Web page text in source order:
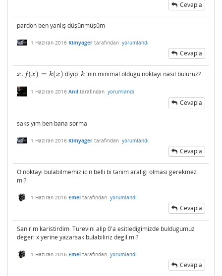
Cevapla
pardon ben yanlış düşünmüşüm
1 Haziran 2016 Kimyager tarafından yorumlandı
Cevapla
x. f(x) = k(x)
x.f x)=k( ) diyipk
k 'nın minimal oldugu noktayı nasıl buluruz?
1 Haziran 2016 Anil tarafından yorumlandı
Cevapla
saksıyım ben bana sorma
1 Haziran 2016 Kimyager tarafından yorumlandı
Cevapla
O noktayi bulabilmemiz icin belli bi tanim araligi olmasi gerekmez
mi?
1 Haziran 2016 Emel tarafından yorumlandı
Cevapla
Sanirim karistirdim. Turevini alip 0'a esitledigimizde buldugumuz
degeri x yerine yazarsak bulabiliriz degil mi?
1 Haziran 2016 Emel tarafından yorumlandı
Cevapla